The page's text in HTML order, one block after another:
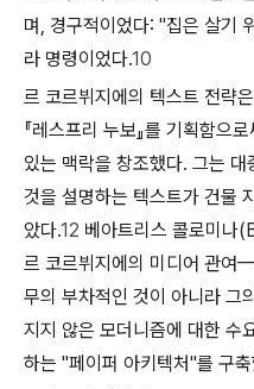
며, 경구적이었다: "집은 살기
라 명령이었다.10
르 코르뷔지에의 텍스트 전략
『레스프리 누보』를 기획함으
있는 맥락을 창조했다. 그는 대
것을 설명하는 텍스트가 건물
았다.12 베아트리스 콜로미나
르 코르뷔지에의 미디어 관
무의 부차적인 것이 아니라 그
지지 않은 모더니즘에 대한 수
하는 "페이퍼 아키텍처"를 구